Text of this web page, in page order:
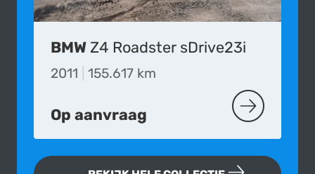
BMW Z4 Roadster sDrive23i
2011 155.617 km
Op aanvraag MEER OVER